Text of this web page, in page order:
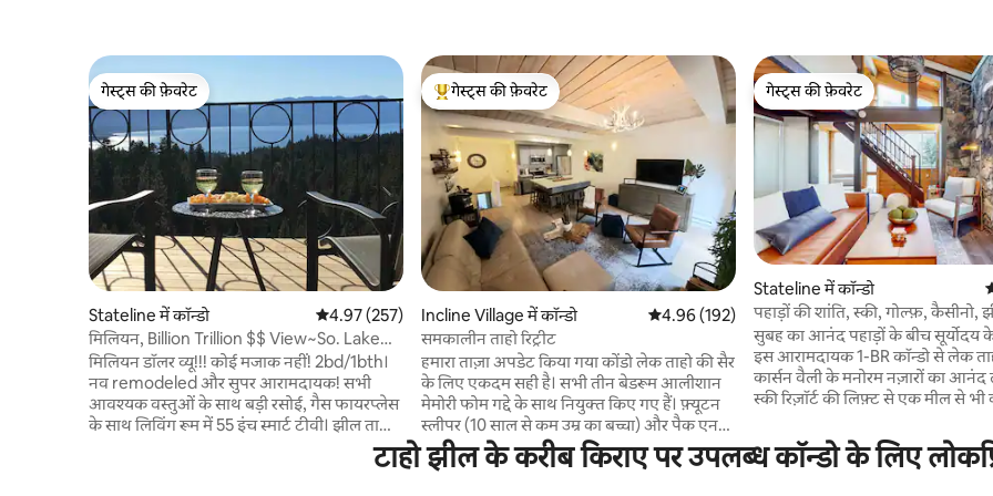
गेस्ट्स की फ़ेवरेट
गेस्ट्स की फ़ेवरेट
Stateline में कॉन्डो औसत रेटिंग 5 में से 4.97, 257 समीक्षाएँ
4.97 (257)
मिलियन, Billion Trillion $$ View~So. Lake
Tahoe
मिलियन डॉलर व्यू!!! कोई मजाक नहीं! 2bd/1bth।
नव remodeled और सुपर आरामदायक! सभी
आवश्यक वस्तुओं के साथ बड़ी रसोई, गैस फायरप्लेस
के साथ लिविंग रूम में 55 इंच स्मार्ट टीवी। झील ताहो
गेस्ट्स का टॉप फ़ेवरेट
गेस्ट्स की फ़ेवरेट
Incline Village में कॉन्डो औसत रेटिंग 5 में से 4.96, 192 समीक्षाएँ
4.96 (192)
समकालीन ताहो रिट्रीट
हमारा ताज़ा अपडेट किया गया कोंडो लेक ताहो की सैर
के लिए एकदम सही है। सभी तीन बेडरूम आलीशान
मेमोरी फोम गद्दे के साथ नियुक्त किए गए हैं। फ़्यूटन
स्लीपर (10 साल से कम उम्र का बच्चा) और पैक एन
प्ले। सभी कमरों में स्मार्ट टीवी यह कॉन्डो आपकी
ज़रूरत की हर चीज़ से भरा हुआ है। हमारा घर धूम्रपान
गेस्ट्स की फ़ेवरेट
गेस्ट्स की फ़ेवरेट
Stateline में कॉन्डो
पहाड़ों की शांति, स्की, गोल्फ़, कैसीनो,
सुबह का आनंद पहाड़ों के बीच सूर्योदय
इस आरामदायक 1-BR कॉन्डो से लेक
कार्सन वैली के मनोरम नज़ारों का आनंद
स्की रिज़ॉर्ट की लिफ़्ट से एक मील से भी
गोल्फ़। पत्थर की फ़ायरप्लेस के पास
बालकनी में मौजूद BBQ पर ग्रिल करें या
टाहो झील के करीब किराए पर उपलब्ध कॉन्डो के लिए